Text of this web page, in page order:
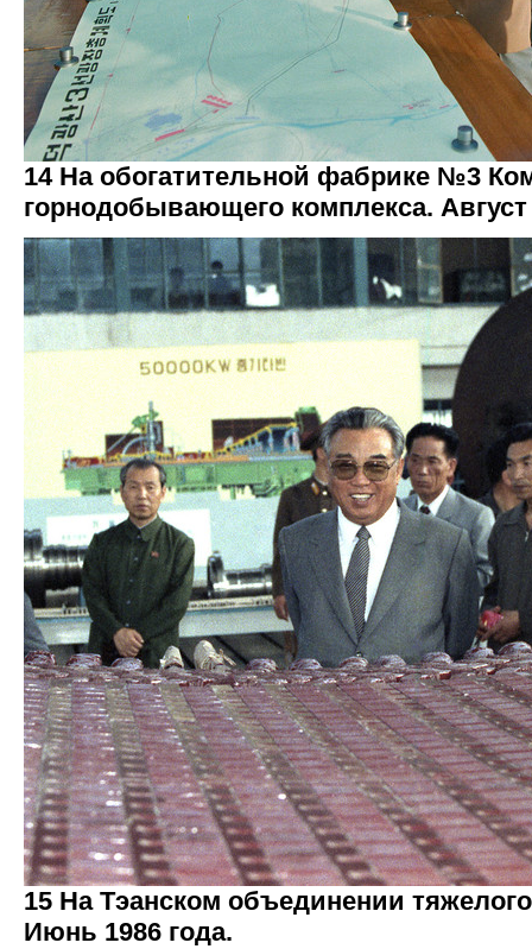
14 На обогатительной фабрике №3
горнодобывающего комплекса. Август
15 На Тэанском объединении
Июнь 1986 года.